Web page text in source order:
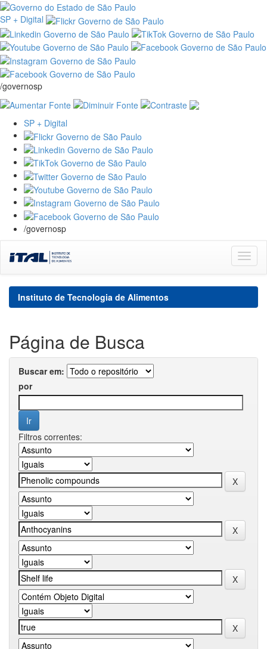
SP + Digital
/governosp
SP + Digital
/governosp
navigation
Instituto de Tecnologia de Alimentos
Página de Busca
Buscar em:
por
Filtros correntes: